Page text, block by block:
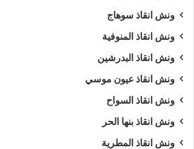
ونش انقاذ سوهاج
ونش انقاذ المنوفية
ونش انقاذ البدرشين
ونش انقاذ عيون موسي
ونش انقاذ السواح
ونش انقاذ بنها الحر
ونش انقاذ المطرية